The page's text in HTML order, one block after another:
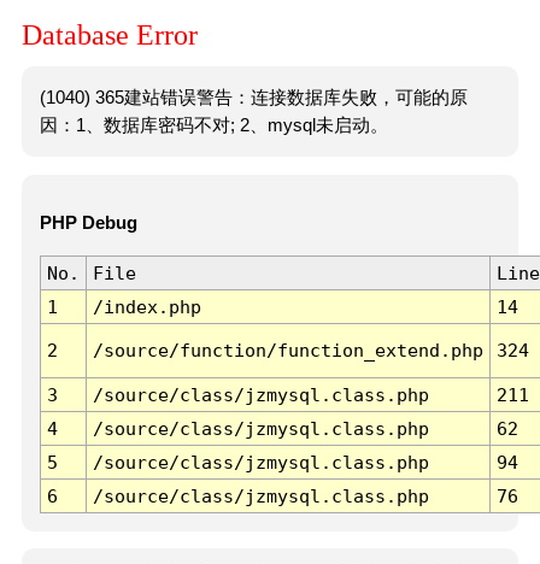
Database Error
(1040) 365建站错误警告：连接数据库失败，可能的原
因：1、数据库密码不对; 2、mysql未启动。
PHP Debug
No. File
Line
1
/index.php 14
2 /source/function/function_extend.php 324
3 /source/class/jzmysql.class.php
211
4
/source/class/jzmysql.class.php
62
5
/source/class/jzmysql.class.php
94
6
/source/class/jzmysql.class.php 76